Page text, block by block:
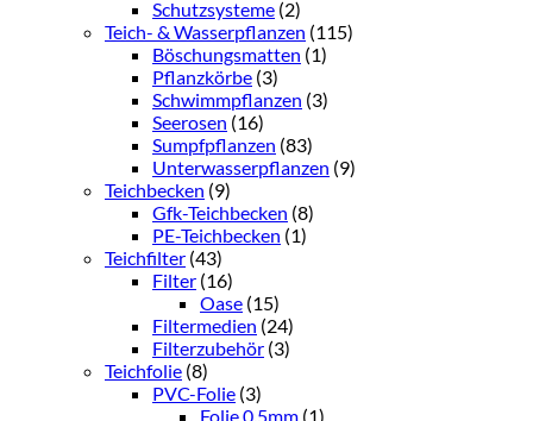
Schutzsysteme (2)
Teich- & Wasserpflanzen (115)
Böschungsmatten (1)
Pflanzkörbe (3)
Schwimmpflanzen (3)
Seerosen (16)
Sumpfpflanzen (83)
Unterwasserpflanzen (9)
Teichbecken (9)
Gfk-Teichbecken (8)
PE-Teichbecken (1)
Teichfilter (43)
Filter (16)
Oase (15)
Filtermedien (24)
Filterzubehör (3)
Teichfolie (8)
PVC-Folie (3)
Folie 0,5mm (1)